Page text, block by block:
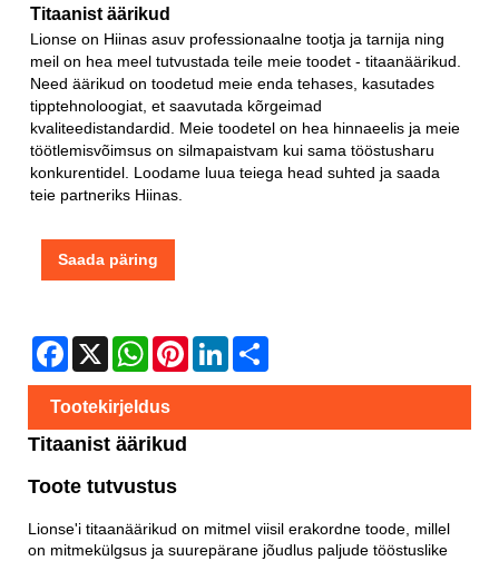
Titaanist äärikud
Lionse on Hiinas asuv professionaalne tootja ja tarnija ning
meil on hea meel tutvustada teile meie toodet - titaanäärikud.
Need äärikud on toodetud meie enda tehases, kasutades
tipptehnoloogiat, et saavutada kõrgeimad
kvaliteedistandardid. Meie toodetel on hea hinnaeelis ja meie
töötlemisvõimsus on silmapaistvam kui sama tööstusharu
konkurentidel. Loodame luua teiega head suhted ja saada
teie partneriks Hiinas.
Saada päring
Facebook
X WhatsAppPinterestLinkedIn
Tootekirjeldus
Titaanist äärikud
Toote tutvustus
Lionse'i titaanäärikud on mitmel viisil erakordne toode, millel
on mitmekülgsus ja suurepärane jõudlus paljude tööstuslike